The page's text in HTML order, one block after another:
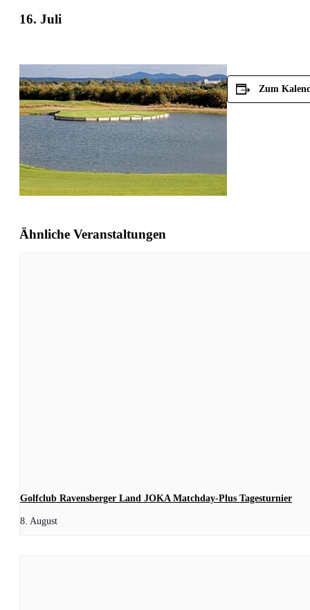
16. Juli
Zum
Ähnliche Veranstaltungen
Golfclub Ravensberger Land JOKA Matchday-Plus Tagesturnier
8. August